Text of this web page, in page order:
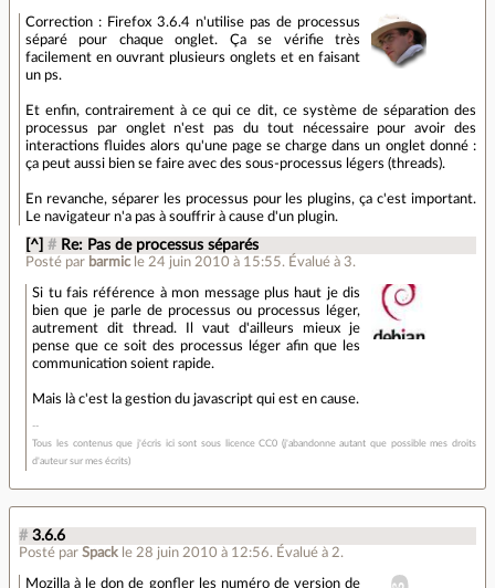
Correction : Firefox 3.6.4 n'utilise pas de processus
séparé pour chaque onglet. Ça se vérifie très
facilement en ouvrant plusieurs onglets et en faisant
un ps.
Et enfin, contrairement à ce qui ce dit, ce système de séparation des
processus par onglet n'est pas du tout nécessaire pour avoir des
interactions fluides alors qu'une page se charge dans un onglet donné :
ça peut aussi bien se faire avec des sous-processus légers (threads).
En revanche, séparer les processus pour les plugins, ça c'est important.
Le navigateur n'a pas à souffrir à cause d'un plugin.
[^] # Re: Pas de processus séparés
Posté par barmic le 24 juin 2010 à 15:55. Évalué à 3.
Si tu fais référence à mon message plus haut je dis
bien que je parle de processus ou processus léger,
autrement dit thread. Il vaut d'ailleurs mieux je
pense que ce soit des processus léger afin que les
communication soient rapide.
Mais là c'est la gestion du javascript qui est en cause.
Tous les contenus que j'écris ici sont sous licence CC0 (j'abandonne autant que possible mes droits
d'auteur sur mes écrits)
# 3.6.6
Posté par Spack le 28 juin 2010 à 12:56. Évalué à 2.
Mozilla à le don de gonfler les numéro de version de